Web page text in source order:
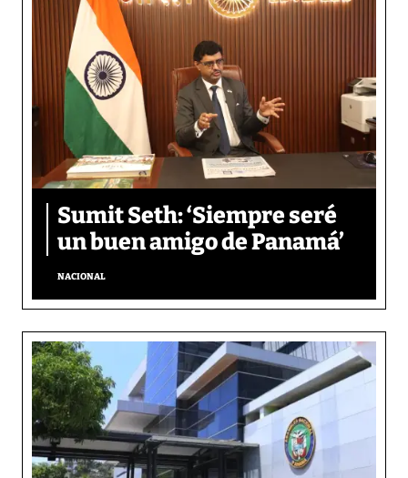
Sumit Seth: ‘Siempre seré
un buen amigo de Panamá’
NACIONAL